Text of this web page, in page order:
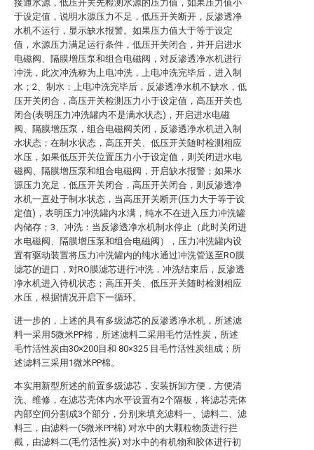
接通水源，低压开关先检测水源的压力值，如果压力值小
于设定值，说明水源压力不足，低压开关断开，反渗透净
水机不运行，显示缺水报警。如果压力值大于等于设定
值，水源压力满足运行条件，低压开关闭合，并开启进水
电磁阀、隔膜增压泵和组合电磁阀，对反渗透净水机进行
冲洗，此次冲洗称为上电冲洗，上电冲洗完毕后，进入制
水；2、制水：上电冲洗完毕后，反渗透净水机不缺水，低
压开关闭合，高压开关检测压力小于设定值，高压开关也
闭合(表明压力冲洗罐内不是满水状态)，开启进水电磁
阀、隔膜增压泵，组合电磁阀关闭，反渗透净水机进入制
水状态；在制水状态，高压开关、低压开关随时检测相应
水压，如果低压开关位置压力小于设定值，则关闭进水电
磁阀、隔膜增压泵和组合电磁阀，开启缺水报警；如果水
源压力充足，低压开关闭合，高压开关闭合，则反渗透净
水机一直处于制水状态，当高压开关断开(压力大于等于设
定值)，表明压力冲洗罐内水满，纯水不在进入压力冲洗罐
内储存；3、冲洗：当反渗透净水机制水停止（此时关闭进
水电磁阀、隔膜增压泵和组合电磁阀），压力冲洗罐内设
置有驱动装置将压力冲洗罐内的纯水通过冲洗管送至RO膜
滤芯的进口，对RO膜滤芯进行冲洗，冲洗结束后，反渗透
净水机进入待机状态；高压开关、低压开关随时检测相应
水压，根据情况开启下一循环。
进一步的，上述的具有多级滤芯的反渗透净水机，所述滤
料一采用5微米PP棉，所述滤料二采用毛竹活性炭，所述
毛竹活性炭由30×200目和 80×325 目毛竹活性炭组成；所
述滤料三采用1微米PP棉。
本实用新型所述的前置多级滤芯，安装拆卸方便，方便清
洗、维修，在滤芯壳体内水平设置有2个隔板，将滤芯壳体
内部空间分割成3个部分，分别来填充滤料一、滤料二、滤
料三，由滤料一(5微米PP棉) 对水中的大颗粒物质进行拦
截，由滤料二(毛竹活性炭) 对水中的有机物和胶体进行初